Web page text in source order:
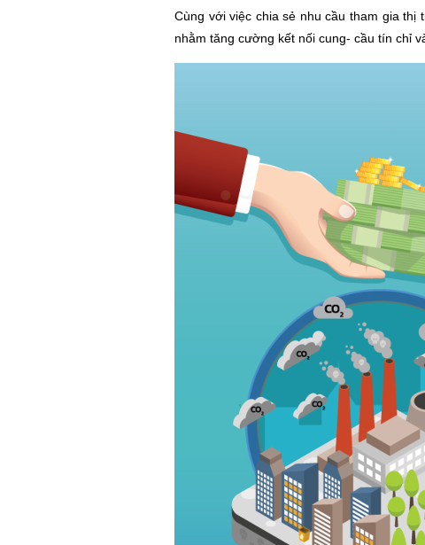
Cùng với việc chia sẻ nhu cầu tham gia
nhằm tăng cường kết nối cung- cầu tín chỉ